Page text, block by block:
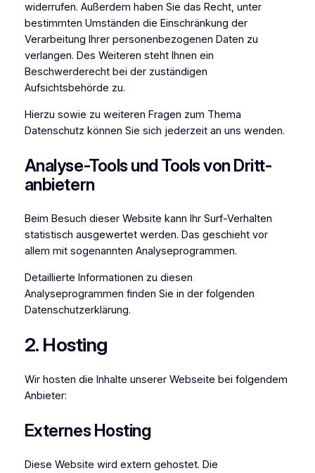
widerrufen. Außerdem haben Sie das Recht, unter
bestimmten Umständen die Einschränkung der
Verarbeitung Ihrer personenbezogenen Daten zu
verlangen. Des Weiteren steht Ihnen ein
Beschwerderecht bei der zuständigen
Aufsichtsbehörde zu.
Hierzu sowie zu weiteren Fragen zum Thema
Datenschutz können Sie sich jederzeit an uns wenden.
Analyse-Tools und Tools von Dritt­
anbietern
Beim Besuch dieser Website kann Ihr Surf-Verhalten
statistisch ausgewertet werden. Das geschieht vor
allem mit sogenannten Analyseprogrammen.
Detaillierte Informationen zu diesen
Analyseprogrammen finden Sie in der folgenden
Datenschutzerklärung.
2. Hosting
Wir hosten die Inhalte unserer Webseite bei folgendem
Anbieter:
Externes Hosting
Diese Website wird extern gehostet. Die